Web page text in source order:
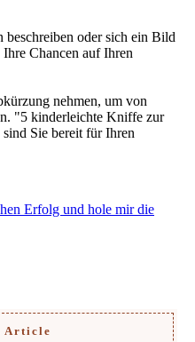
beschreiben oder sich ein Bild
Chancen auf Ihren
nehmen, um von
"5 kinderleichte Kniffe zur
Sie bereit für Ihren
Erfolg und hole mir die
Article